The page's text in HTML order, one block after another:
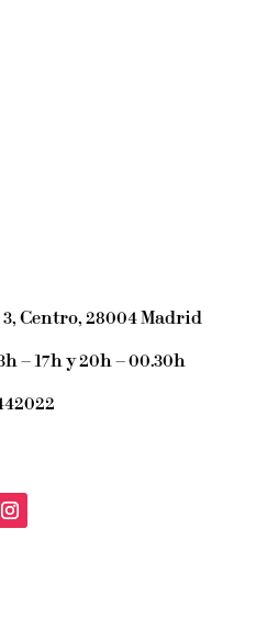
3, Centro, 28004 Madrid
– 17h y 20h – 00.30h